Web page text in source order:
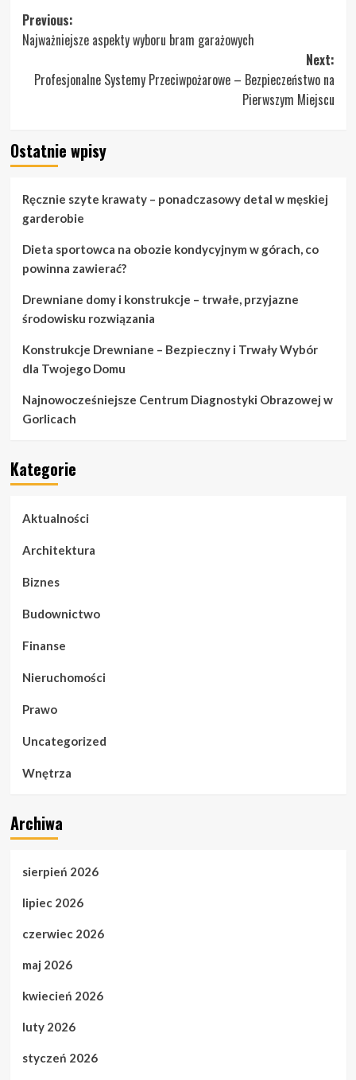
Post
navigation
Previous:
Najważniejsze aspekty wyboru bram garażowych
Next:
Profesjonalne Systemy Przeciwpożarowe – Bezpieczeństwo na
Pierwszym Miejscu
Ostatnie wpisy
Ręcznie szyte krawaty – ponadczasowy detal w męskiej
garderobie
Dieta sportowca na obozie kondycyjnym w górach, co
powinna zawierać?
Drewniane domy i konstrukcje – trwałe, przyjazne
środowisku rozwiązania
Konstrukcje Drewniane – Bezpieczny i Trwały Wybór
dla Twojego Domu
Najnowocześniejsze Centrum Diagnostyki Obrazowej w
Gorlicach
Kategorie
Aktualności
Architektura
Biznes
Budownictwo
Finanse
Nieruchomości
Prawo
Uncategorized
Wnętrza
Archiwa
sierpień 2026
lipiec 2026
czerwiec 2026
maj 2026
kwiecień 2026
luty 2026
styczeń 2026